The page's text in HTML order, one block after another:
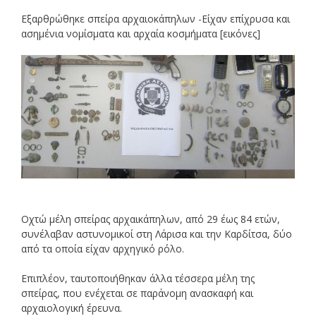
Εξαρθρώθηκε σπείρα αρχαιοκάπηλων -Είχαν επίχρυσα και
ασημένια νομίσματα και αρχαία κοσμήματα [εικόνες]
Οχτώ μέλη σπείρας αρχαικάπηλων, από 29 έως 84 ετών,
συνέλαβαν αστυνομικοί στη Λάρισα και την Καρδίτσα, δύο
από τα οποία είχαν αρχηγικό ρόλο.
Επιπλέον, ταυτοποιήθηκαν άλλα τέσσερα μέλη της
σπείρας, που ενέχεται σε παράνομη ανασκαφή και
αρχαιολογική έρευνα.